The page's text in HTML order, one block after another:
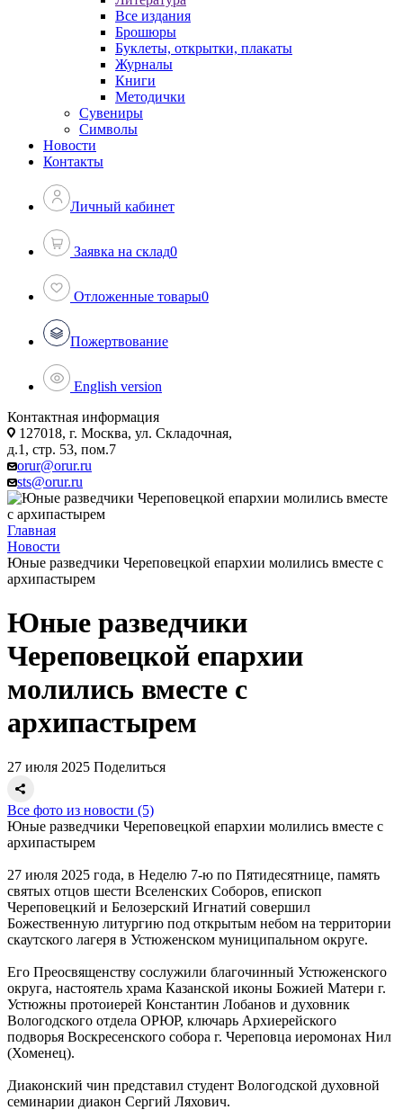
Все издания
Брошюры
Буклеты, открытки, плакаты
Журналы
Книги
Методички
Сувениры
Символы
Новости
Контакты
Личный кабинет
Заявка на склад0
Отложенные товары0
Пожертвование
English version
Контактная информация
127018, г. Москва, ул. Складочная,
д.1, стр. 53, пом.7
orur@orur.ru
sts@orur.ru
Главная
Новости
Юные разведчики Череповецкой епархии молились вместе с
архипастырем
Юные разведчики
Череповецкой епархии
молились вместе с
архипастырем
27 июля 2025 Поделиться
Все фото из новости (5)
Юные разведчики Череповецкой епархии молились вместе с
архипастырем
27 июля 2025 года, в Неделю 7-ю по Пятидесятнице, память
святых отцов шести Вселенских Соборов, епископ
Череповецкий и Белозерский Игнатий совершил
Божественную литургию под открытым небом на территории
скаутского лагеря в Устюженском муниципальном округе.
Его Преосвященству сослужили благочинный Устюженского
округа, настоятель храма Казанской иконы Божией Матери г.
Устюжны протоиерей Константин Лобанов и духовник
Вологодского отдела ОРЮР, ключарь Архиерейского
подворья Воскресенского собора г. Череповца иеромонах Нил
(Хоменец).
Диаконский чин представил студент Вологодской духовной
семинарии диакон Сергий Ляхович.